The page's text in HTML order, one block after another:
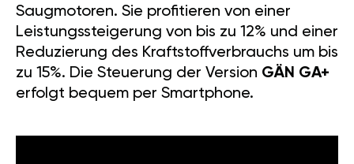
Saugmotoren. Sie profitieren von einer
Leistungssteigerung von bis zu 12% und einer
Reduzierung des Kraftstoffverbrauchs um bis
zu 15%. Die Steuerung der Version GÄN GA+
erfolgt bequem per Smartphone.